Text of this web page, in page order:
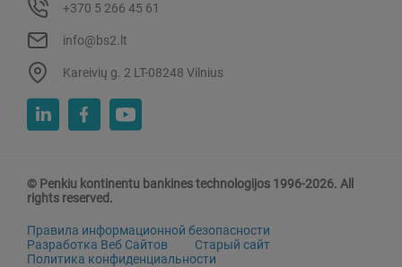
+370 5 266 45 61
info@bs2.lt
Kareivių g. 2 LT-08248 Vilnius
© Penkiu kontinentu bankines technologijos 1996-2026. All
rights reserved.
Правила информационной безопасности
Разработка Веб Сайтов
Старый сайт
Политика конфиденциальности